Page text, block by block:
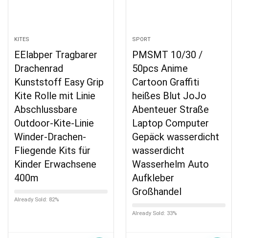
KITES
EElabper Tragbarer
Drachenrad
Kunststoff Easy Grip
Kite Rolle mit Linie
Abschlussbare
Outdoor-Kite-Linie
Winder-Drachen-
Fliegende Kits für
Kinder Erwachsene
400m
Already Sold: 82%
SPORT
PMSMT 10/30 /
50pcs Anime
Cartoon Graffiti
heißes Blut JoJo
Abenteuer Straße
Laptop Computer
Gepäck wasserdicht
wasserdicht
Wasserhelm Auto
Aufkleber
Großhandel
Already Sold: 33%